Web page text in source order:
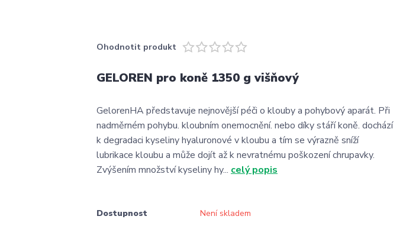
Ohodnotit produkt
GELOREN pro koně 1350 g višňový
GelorenHA představuje nejnovější péči o klouby a pohybový aparát. Při
nadměrném pohybu. kloubním onemocnění. nebo díky stáří koně. dochází
k degradaci kyseliny hyaluronové v kloubu a tím se výrazně sníží
lubrikace kloubu a může dojít až k nevratnému poškození chrupavky.
Zvýšením množství kyseliny hy... celý popis
Dostupnost
Není skladem